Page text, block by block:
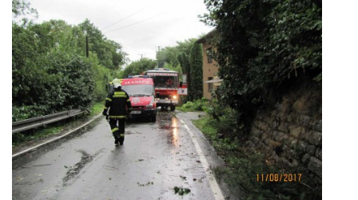
SH ČMS - Sbor dobrovolných hasičů Havlovice
Havlovice 377
542 32 Úpice
IČ: 65715764
hasici.havlovice@seznam.cz
© 2026 eStránky.cz WebSlice |Tisk|Aktualizováno: 14. 6. 2026
Nahoru ↑